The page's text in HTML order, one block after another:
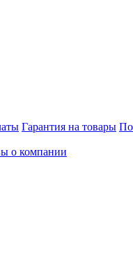
Гарантия на товары
о компании